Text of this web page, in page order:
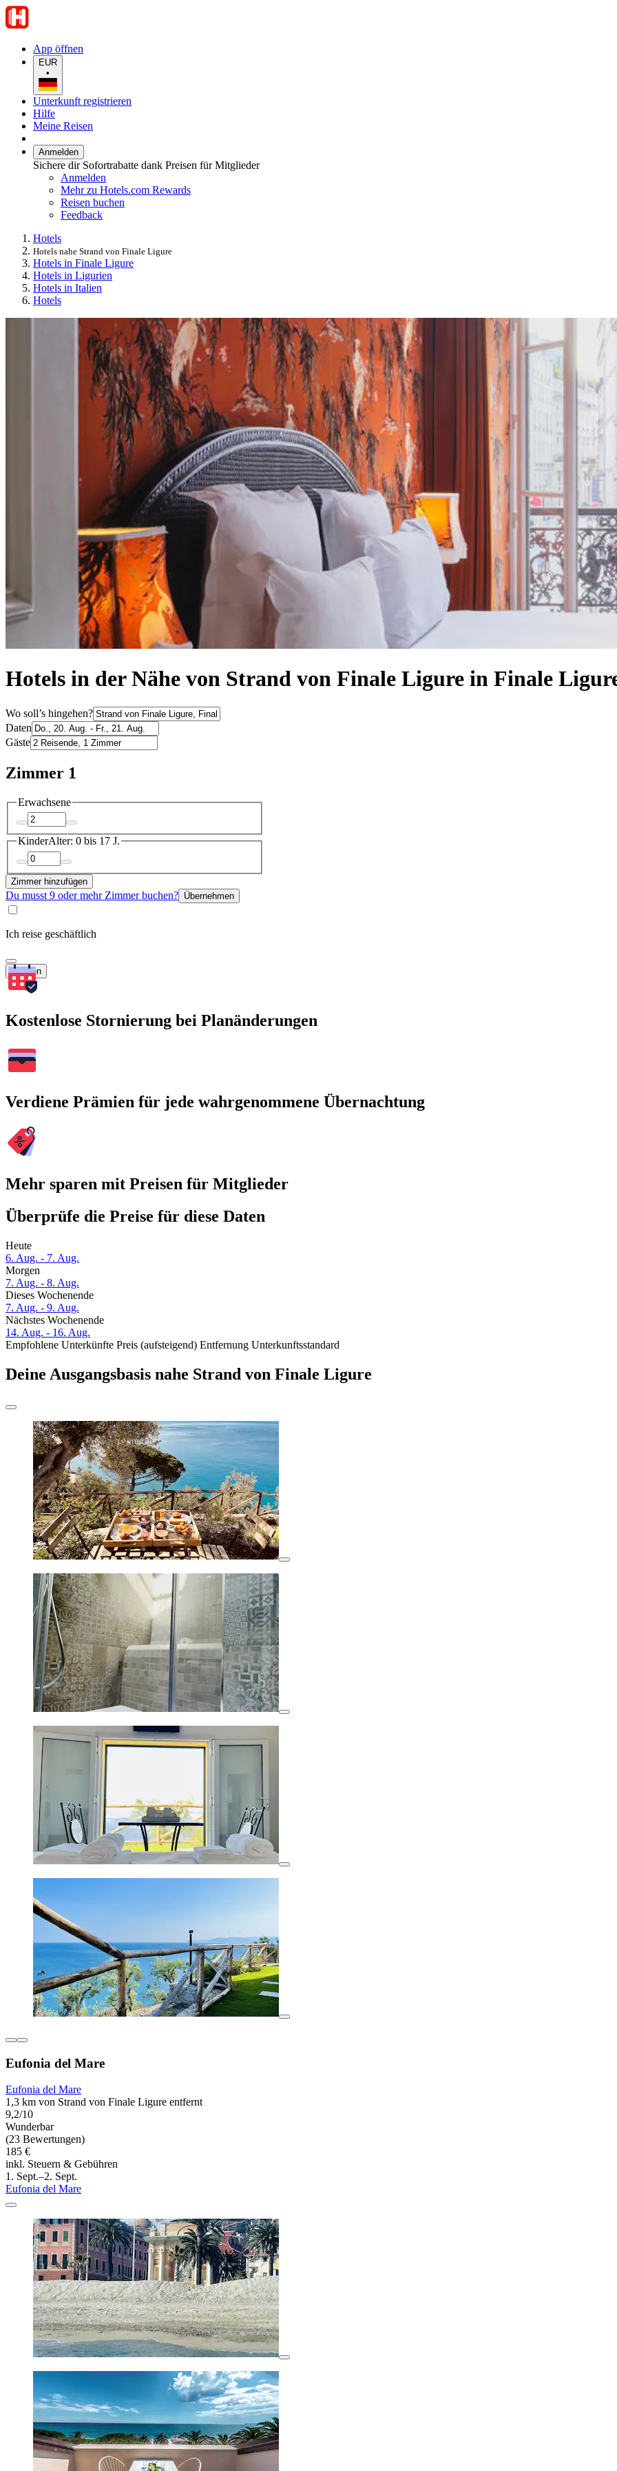
App öffnen
EUR
•
Unterkunft registrieren
Hilfe
Meine Reisen
Anmelden
Sichere dir Sofortrabatte dank Preisen für Mitglieder
Anmelden
Mehr zu Hotels.com Rewards
Reisen buchen
Feedback
Hotels
Hotels nahe Strand von Finale Ligure
Hotels in Finale Ligure
Hotels in Ligurien
Hotels in Italien
Hotels
Hotels in der Nähe von Strand von Finale Ligure in Finale
Wo soll’s hingehen?
Daten
Gäste
Zimmer 1
Erwachsene
KinderAlter: 0 bis 17 J.
Zimmer hinzufügen
Du musst 9 oder mehr Zimmer buchen? Übernehmen
Ich reise geschäftlich
Suchen
Kostenlose Stornierung bei Planänderungen
Verdiene Prämien für jede wahrgenommene Übernachtung
Mehr sparen mit Preisen für Mitglieder
Überprüfe die Preise für diese Daten
Heute
6. Aug. - 7. Aug.
Morgen
7. Aug. - 8. Aug.
Dieses Wochenende
7. Aug. - 9. Aug.
Nächstes Wochenende
14. Aug. - 16. Aug.
Empfohlene Unterkünfte Preis (aufsteigend) Entfernung Unterkunftsstandard
Deine Ausgangsbasis nahe Strand von Finale Ligure
Eufonia del Mare
Eufonia del Mare
1,3 km von Strand von Finale Ligure entfernt
9,2/10
Wunderbar
(23 Bewertungen)
185 €
inkl. Steuern & Gebühren
1. Sept.–2. Sept.
Eufonia del Mare